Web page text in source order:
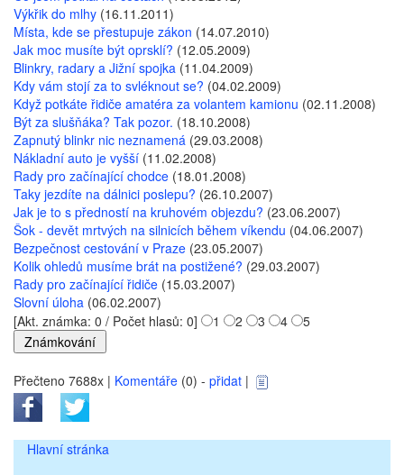
Výkřik do mlhy (16.11.2011)
Místa, kde se přestupuje zákon (14.07.2010)
Jak moc musíte být oprsklí? (12.05.2009)
Blinkry, radary a Jižní spojka (11.04.2009)
Kdy vám stojí za to svléknout se? (04.02.2009)
Když potkáte řidiče amatéra za volantem kamionu (02.11.2008)
Být za slušňáka? Tak pozor. (18.10.2008)
Zapnutý blinkr nic neznamená (29.03.2008)
Nákladní auto je vyšší (11.02.2008)
Rady pro začínající chodce (18.01.2008)
Taky jezdíte na dálnici poslepu? (26.10.2007)
Jak je to s předností na kruhovém objezdu? (23.06.2007)
Šok - devět mrtvých na silnicích během víkendu (04.06.2007)
Bezpečnost cestování v Praze (23.05.2007)
Kolik ohledů musíme brát na postižené? (29.03.2007)
Rady pro začínající řidiče (15.03.2007)
Slovní úloha (06.02.2007)
[Akt. známka: 0 / Počet hlasů: 0]
1 2 3 4 5
Přečteno 7688x | Komentáře (0) - přidat |
Hlavní stránka